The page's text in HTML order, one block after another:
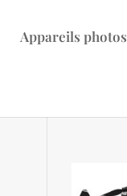
Appareils photos